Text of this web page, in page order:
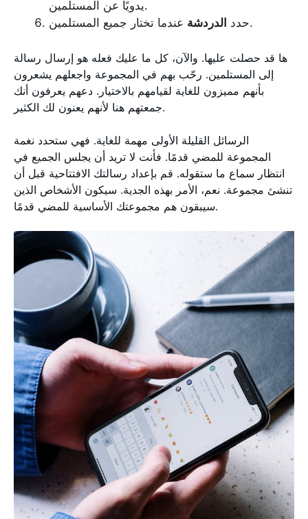
يدويًا عن المستلمين.
حدد الدردشة عندما تختار جميع المستلمين.
ها قد حصلت عليها. والآن، كل ما عليك فعله هو إرسال رسالة
إلى المستلمين. رحّب بهم في المجموعة واجعلهم يشعرون
بأنهم مميزون للغاية لقيامهم بالاختيار. دعهم يعرفون أنك
جمعتهم هنا لأنهم يعنون لك الكثير.
الرسائل القليلة الأولى مهمة للغاية. فهي ستحدد نغمة
المجموعة للمضي قدمًا. فأنت لا تريد أن يجلس الجميع في
انتظار سماع ما ستقوله. قم بإعداد رسالتك الافتتاحية قبل أن
تنشئ مجموعة. نعم، الأمر بهذه الجدية. سيكون الأشخاص الذين
سيبقون هم مجموعتك الأساسية للمضي قدمًا.